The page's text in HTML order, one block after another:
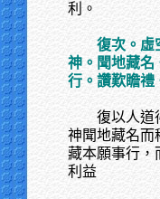
利。
復次。虛
神。聞地藏名
行。讚歎瞻禮
復以人道
神聞地藏名而
藏本願事行，
利益